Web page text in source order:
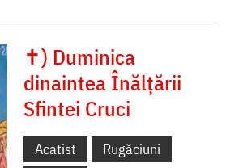
✝) Duminica
dinaintea Înălțării
Sfintei Cruci
Acatist
Rugăciuni